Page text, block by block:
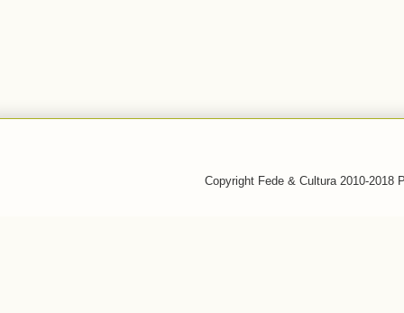
Copyright Fede & Cultura 2010-2018